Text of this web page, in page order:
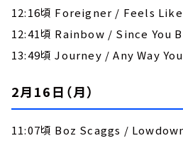
12:16頃 Foreigner / Feels
12:41頃 Rainbow / Since You
13:49頃 Journey / Any Way
2月16日（月）
11:07頃 Boz Scaggs /